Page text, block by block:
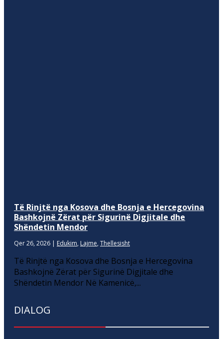
Të Rinjtë nga Kosova dhe Bosnja e Hercegovina
Bashkojnë Zërat për Sigurinë Digjitale dhe
Shëndetin Mendor
Qer 26, 2026 | Edukim, Lajme, Thellesisht
Të Rinjtë nga Kosova dhe Bosnja e Hercegovina
Bashkojnë Zërat për Sigurinë Digjitale dhe
Shëndetin Mendor Në Kamenicë,...
DIALOG